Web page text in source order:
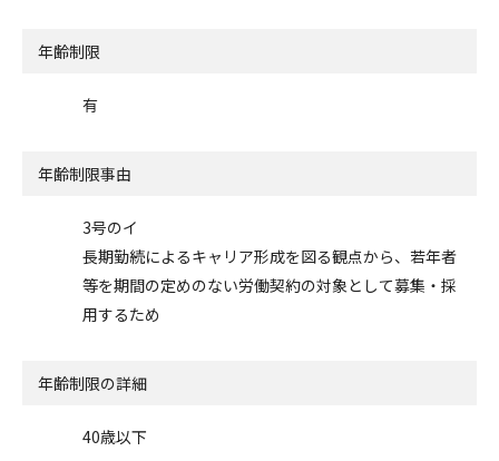
年齢制限
有
年齢制限事由
3号のイ
長期勤続によるキャリア形成を図る観点から、若年者
等を期間の定めのない労働契約の対象として募集・採
用するため
年齢制限の詳細
40歳以下